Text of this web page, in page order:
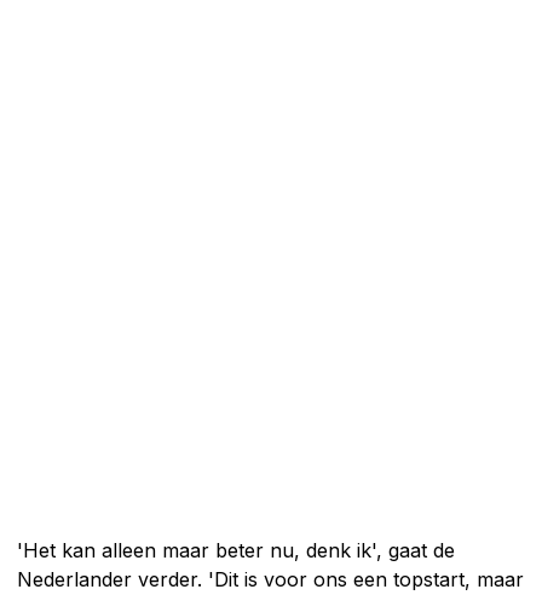
'Het kan alleen maar beter nu, denk ik', gaat de
Nederlander verder. 'Dit is voor ons een topstart, maar